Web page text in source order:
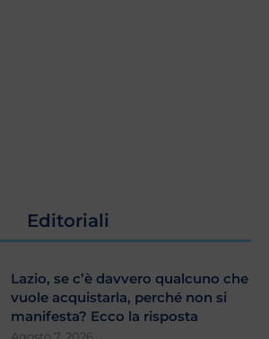
Editoriali
Lazio, se c’è davvero qualcuno che
vuole acquistarla, perché non si
manifesta? Ecco la risposta